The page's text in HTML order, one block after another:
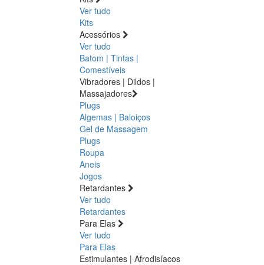
Ver tudo
Kits
Acessórios
Ver tudo
Batom | Tintas |
Comestíveis
Vibradores | Dildos |
Massajadores
Plugs
Algemas | Baloiços
Gel de Massagem
Plugs
Roupa
Aneis
Jogos
Retardantes
Ver tudo
Retardantes
Para Elas
Ver tudo
Para Elas
Estimulantes | Afrodisíacos